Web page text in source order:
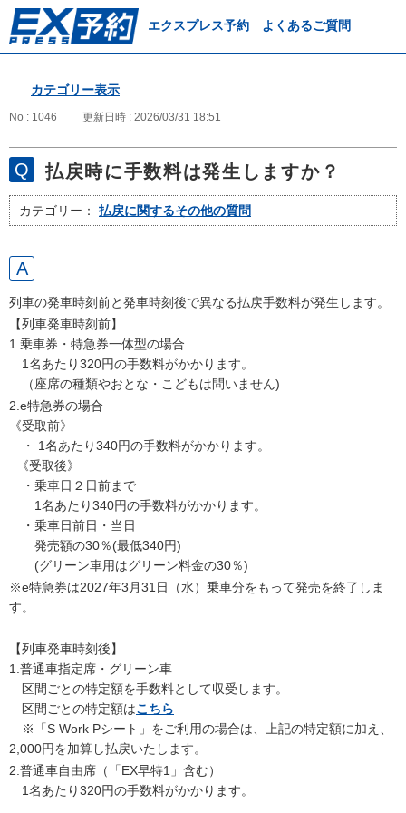
エクスプレス予約 よくあるご質問
カテゴリー表示
No : 1046 更新日時 : 2026/03/31 18:51
払戻時に手数料は発生しますか？
カテゴリー： 払戻に関するその他の質問
列車の発車時刻前と発車時刻後で異なる払戻手数料が発生します。
【列車発車時刻前】
1.乗車券・特急券一体型の場合
1名あたり320円の手数料がかかります。
（座席の種類やおとな・こどもは問いません)
2.e特急券の場合
《受取前》
・ 1名あたり340円の手数料がかかります。
《受取後》
・乗車日２日前まで
1名あたり340円の手数料がかかります。
・乗車日前日・当日
発売額の30％(最低340円)
(グリーン車用はグリーン料金の30％)
※e特急券は2027年3月31日（水）乗車分をもって発売を終了しま
す。
【列車発車時刻後】
1.普通車指定席・グリーン車
区間ごとの特定額を手数料として収受します。
区間ごとの特定額はこちら
※「S Work Pシート」をご利用の場合は、上記の特定額に加え、
2,000円を加算し払戻いたします。
2.普通車自由席（「EX早特1」含む）
1名あたり320円の手数料がかかります。